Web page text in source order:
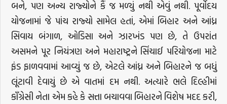
બને, પણ અન્ય રાજ્યોને કૈં જ મળ્યું નથી એવું નથી. પૂર્વોદય
યોજનામાં જે પાંચ રાજ્યો સામેલ હતાં, એમાં બિહાર અને આંધ્ર
સિવાય બંગાળ, ઓડિસા અને ઝારખંડ પણ છે, તે ઉપરાંત
અસમને પૂર નિયંત્રણ અને મહારાષ્ટ્રને સિંચાઈ પરિયોજના માટે
ફંડ ફાળવવામાં આવ્યું જ છે, એટલે આંધ્ર અને બિહારને જ બધું
લૂંટાવી દેવાયું છે એ વાતમાં દમ નથી. અત્યારે ભલે દિલ્હીમાં
કાઁગ્રેસી નેતા એમ કહે કે સત્તા બચાવવા બિહારને વિશેષ મદદ કરી,